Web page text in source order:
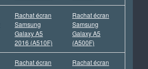
Rachat écran
Samsung
Galaxy A5
2016 (A510F)
Rachat écran
Samsung
Galaxy A5
(A500F)
Rachat écran
Rachat écran